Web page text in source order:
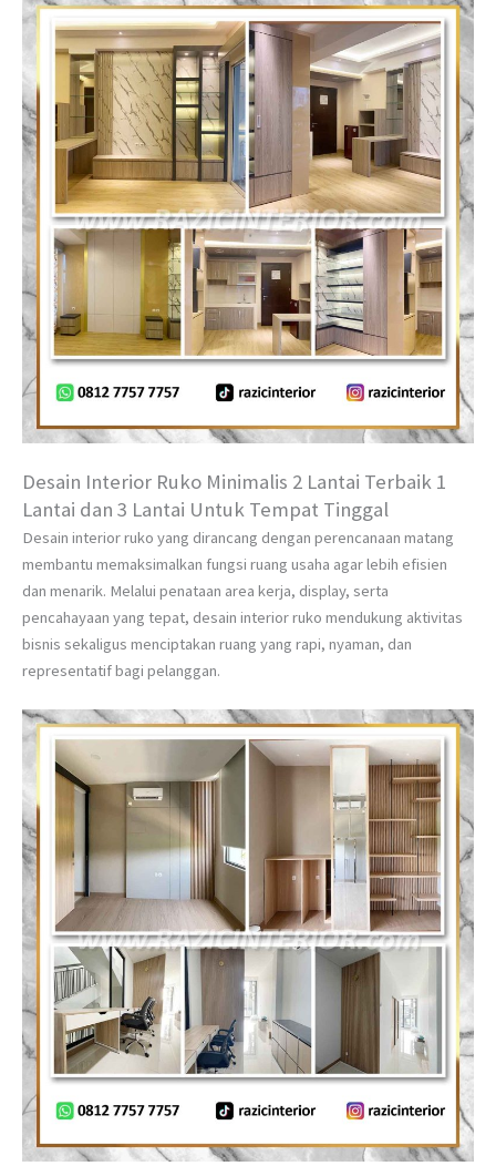
Desain Interior Ruko Minimalis 2 Lantai Terbaik 1
Lantai dan 3 Lantai Untuk Tempat Tinggal
Desain interior ruko yang dirancang dengan perencanaan matang
membantu memaksimalkan fungsi ruang usaha agar lebih efisien
dan menarik. Melalui penataan area kerja, display, serta
pencahayaan yang tepat, desain interior ruko mendukung aktivitas
bisnis sekaligus menciptakan ruang yang rapi, nyaman, dan
representatif bagi pelanggan.